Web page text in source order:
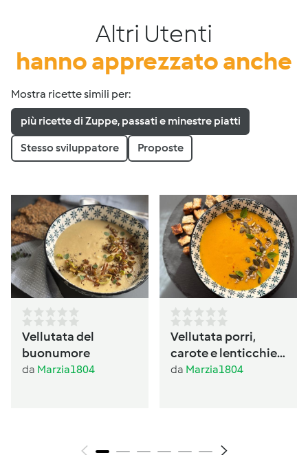
Altri Utenti
hanno apprezzato anche
Mostra ricette simili per:
più ricette di Zuppe, passati e minestre piatti
Stesso sviluppatore Proposte
Vellutata del
buonumore
da Marzia1804
Vellutata porri,
carote e lenticchie
al profumo di
da Marzia1804